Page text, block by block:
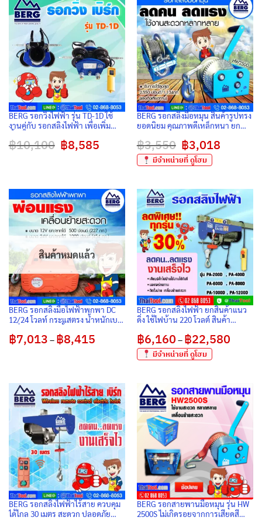
BERG รอกวิ่งไฟฟ้า รุ่น TD-1D ใช้
งานคู่กับ รอกสลิงไฟฟ้า เพื่อเพิ่ม
ตั้งกับไอบีมมาตรฐานทั่วไป
฿10,100 Original
price
฿8,585Current
price
BERG รอกสลิงมือหมุน สินค้ารูปทรง
ยอดนิยม คุณภาพดีเหล็กหนา ยก
฿3,550 Original
price
was:
฿3,550.
฿3,018Current
price
มีจำหน่ายที่ ดูโฮม
สินค้าหมดแล้ว
BERG รอกสลิงมือไฟฟ้าพกพา DC
12/24 โวลท์ กระแสตรง น้ำหนักเบา
฿7,013 – ฿8,415Price
range:
BERG รอกสลิงไฟฟ้า ยกสินค้าแนว
ดิ่ง ใช้ไฟบ้าน 220 โวลต์ สินค้า
ปลอดภัยสูง ยกเร็ว ทนทาน ..ลดคน
ลดแรง งานเสร็จไว
฿6,160 – ฿22,580Price
range:
มีจำหน่ายที่ ดูโฮม
BERG รอกสลิงไฟฟ้าไร้สาย ควบคุม
ได้ไกล 30 เมตร สะดวก ปลอดภัย
BERG รอกสายพานมือหมุน รุ่น HW
2500S ไม่เกิดรอยจากการเสียดสี